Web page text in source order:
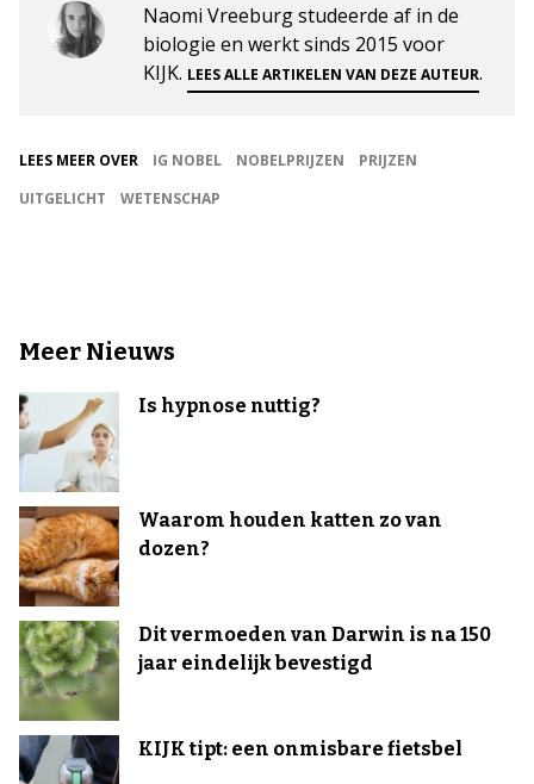
Naomi Vreeburg studeerde af in de
biologie en werkt sinds 2015 voor
KIJK. LEES ALLE ARTIKELEN VAN DEZE AUTEUR.
LEES MEER OVER IG NOBEL NOBELPRIJZEN
PRIJZEN
UITGELICHT
WETENSCHAP
Meer Nieuws
Is hypnose nuttig?
Waarom houden katten zo van
dozen?
Dit vermoeden van Darwin is na 150
jaar eindelijk bevestigd
KIJK tipt: een onmisbare fietsbel